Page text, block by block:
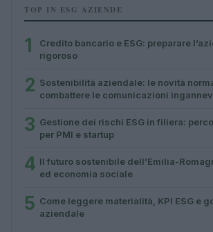
TOP IN ESG AZIENDE
1
Credito bancario e ESG: preparare
rigoroso
2 Sostenibilità aziendale: le novità
combattere le comunicazioni
3 Gestione dei rischi ESG in filiera:
per PMI e startup
4 Il futuro sostenibile dell’Emilia-
ed economia sociale
5 Come leggere materialità, KPI ESG e
aziendale